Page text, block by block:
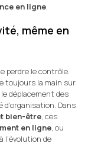
en ligne.
même en
perdre le contrôle.
toujours la main sur
déplacement des
Dans
bien-être, ces
en ligne, ou
l’évolution de